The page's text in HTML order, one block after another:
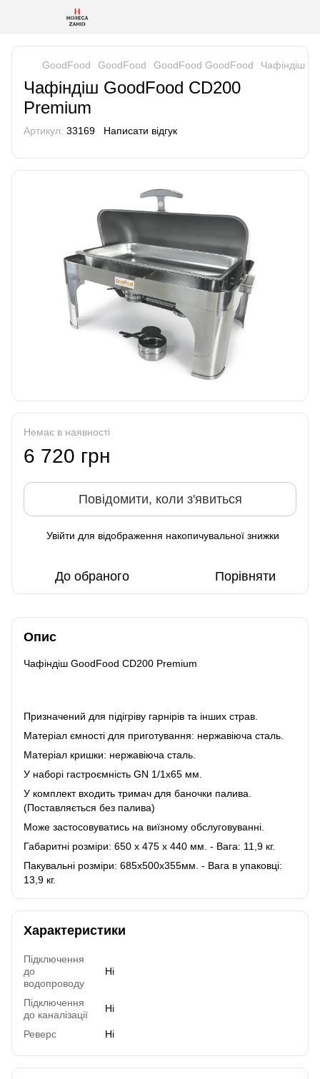
GoodFood GoodFood GoodFood GoodFood Чафіндіш
Чафіндіш GoodFood CD200
Premium
Артикул: 33169 Написати відгук
Немає в наявності
6 720 грн
Повідомити, коли з'явиться
Увійти для відображення накопичувальної знижки
До обраного Порівняти
Опис
Чафіндіш GoodFood CD200 Premium
Призначений для підігріву гарнірів та інших страв.
Матеріал ємності для приготування: нержавіюча сталь.
Матеріал кришки: нержавіюча сталь.
У наборі гастроємність GN 1/1х65 мм.
У комплект входить тримач для баночки палива.
(Поставляється без палива)
Може застосовуватись на виїзному обслуговуванні.
Габаритні розміри: 650 х 475 х 440 мм. - Вага: 11,9 кг.
Пакувальні розміри: 685х500х355мм. - Вага в упаковці:
13,9 кг.
Характеристики
Підключення
до
водопроводу
Ні
Підключення
до каналізації
Ні
Реверс Ні